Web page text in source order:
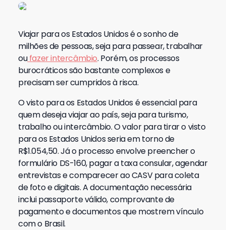
Viajar para os Estados Unidos é o sonho de
milhões de pessoas, seja para passear, trabalhar
ou fazer intercâmbio. Porém, os processos
burocráticos são bastante complexos e
precisam ser cumpridos à risca.
O visto para os Estados Unidos é essencial para
quem deseja viajar ao país, seja para turismo,
trabalho ou intercâmbio. O valor para tirar o visto
para os Estados Unidos seria em torno de
R$1.054,50. Já o processo envolve preencher o
formulário DS-160, pagar a taxa consular, agendar
entrevistas e comparecer ao CASV para coleta
de foto e digitais. A documentação necessária
inclui passaporte válido, comprovante de
pagamento e documentos que mostrem vínculo
com o Brasil.